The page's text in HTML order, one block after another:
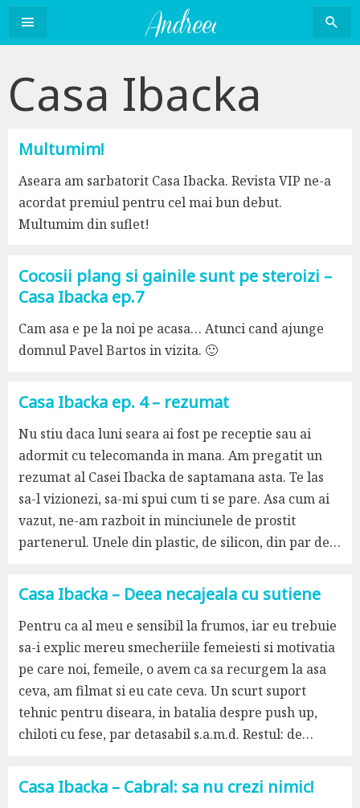
Sari
conținut
Casa Ibacka
Multumim!
Aseara am sarbatorit Casa Ibacka. Revista VIP ne-a
acordat premiul pentru cel mai bun debut.
Multumim din suflet!
Cocosii plang si gainile sunt pe steroizi –
Casa Ibacka ep.7
Cam asa e pe la noi pe acasa… Atunci cand ajunge
domnul Pavel Bartos in vizita. 🙂
Casa Ibacka ep. 4 – rezumat
Nu stiu daca luni seara ai fost pe receptie sau ai
adormit cu telecomanda in mana. Am pregatit un
rezumat al Casei Ibacka de saptamana asta. Te las
sa-l vizionezi, sa-mi spui cum ti se pare. Asa cum ai
vazut, ne-am razboit in minciunele de prostit
partenerul. Unele din plastic, de silicon, din par de…
Casa Ibacka – Deea necajeala cu sutiene
Pentru ca al meu e sensibil la frumos, iar eu trebuie
sa-i explic mereu smecheriile femeiesti si motivatia
pe care noi, femeile, o avem ca sa recurgem la asa
ceva, am filmat si eu cate ceva. Un scurt suport
tehnic pentru diseara, in batalia despre push up,
chiloti cu fese, par detasabil s.a.m.d. Restul: de…
Casa Ibacka – Cabral: sa nu crezi nimic!